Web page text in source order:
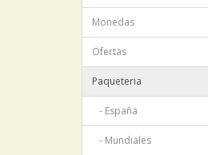
Monedas
Ofertas
Paqueteria
- España
- Mundiales